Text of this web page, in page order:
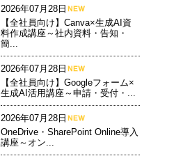
2026年07月28日
【全社員向け】Canva×生成AI資
料作成講座～社内資料・告知・
簡...
2026年07月28日
【全社員向け】Googleフォーム×
生成AI活用講座～申請・受付・...
2026年07月28日
OneDrive・SharePoint Online導入
講座～オン...